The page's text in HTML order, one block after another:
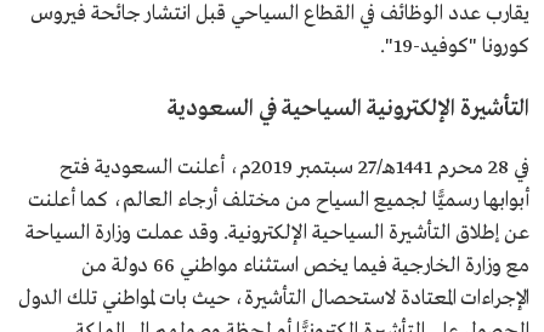
يقارب عدد الوظائف في القطاع السياحي قبل انتشار جائحة فيروس
كورونا "كوفيد-19".
التأشيرة الإلكترونية السياحية في السعودية
في 28 محرم 1441هـ/27 سبتمبر 2019م، أعلنت السعودية فتح
أبوابها رسميًّا لجميع السياح من مختلف أرجاء العالم، كما أعلنت
عن إطلاق التأشيرة السياحية الإلكترونية. وقد عملت وزارة السياحة
مع وزارة الخارجية فيما يخص استثناء مواطني 66 دولة من
الإجراءات المعتادة لاستحصال التأشيرة، حيث بات لمواطني تلك الدول